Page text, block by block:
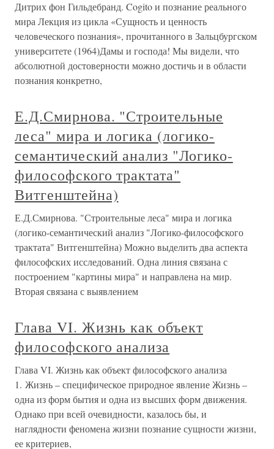
Дитрих фон Гильдебранд. Cogito и познание реального
мира Лекция из цикла «Сущность и ценность
человеческого познания», прочитанного в Зальцбургском
университете (1964)Дамы и господа! Мы видели, что
абсолютной достоверности можно достичь и в области
познания конкретно,
Е.Д.Смирнова. "Строительные
леса" мира и логика (логико-
семантический анализ "Логико-
философского трактата"
Витгенштейна)
Е.Д.Смирнова. "Строительные леса" мира и логика
(логико-семантический анализ "Логико-философского
трактата" Витгенштейна) Можно выделить два аспекта
философских исследований. Одна линия связана с
построением "картины мира" и направлена на мир.
Вторая связана с выявлением
Глава VI. Жизнь как объект
философского анализа
Глава VI. Жизнь как объект философского анализа
1. Жизнь – специфическое природное явление Жизнь –
одна из форм бытия и одна из высших форм движения.
Однако при всей очевидности, казалось бы, и
наглядности феномена жизни познание сущности жизни,
ее критериев,